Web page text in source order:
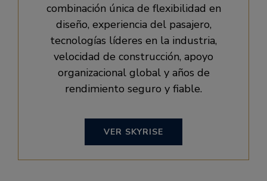
combinación única de flexibilidad en
diseño, experiencia del pasajero,
tecnologías líderes en la industria,
velocidad de construcción, apoyo
organizacional global y años de
rendimiento seguro y fiable.
VER SKYRISE